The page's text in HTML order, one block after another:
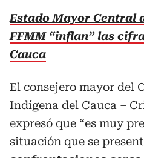
Estado Mayor Central
FFMM “inflan” las
Cauca
El consejero mayor del
Indígena del Cauca –
expresó que “es muy
situación que se